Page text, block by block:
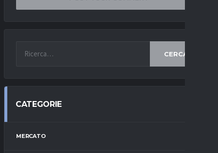
CERCA
CATEGORIE
MERCATO